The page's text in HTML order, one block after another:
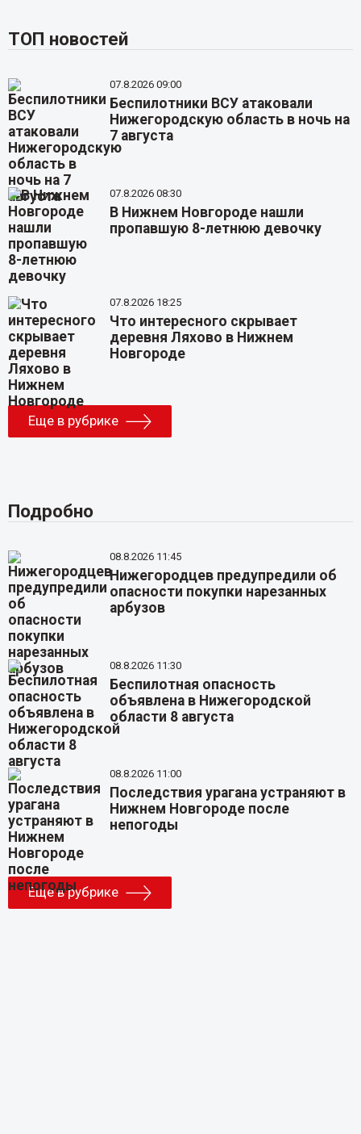
ТОП новостей
07.8.2026 09:00
Беспилотники ВСУ атаковали
Нижегородскую область в ночь на
7 августа
07.8.2026 08:30
В Нижнем Новгороде нашли
пропавшую 8-летнюю девочку
07.8.2026 18:25
Что интересного скрывает
деревня Ляхово в Нижнем
Новгороде
Еще в рубрике
Подробно
08.8.2026 11:45
Нижегородцев предупредили об
опасности покупки нарезанных
арбузов
08.8.2026 11:30
Беспилотная опасность
объявлена в Нижегородской
области 8 августа
08.8.2026 11:00
Последствия урагана устраняют в
Нижнем Новгороде после
непогоды
Еще в рубрике